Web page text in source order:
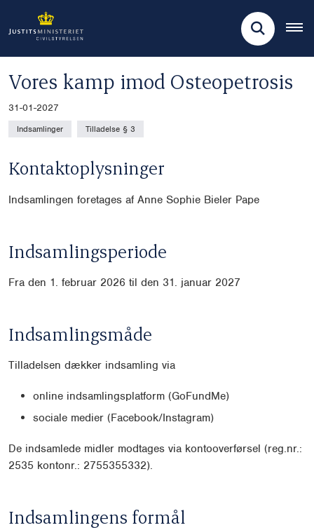
Vores kamp imod Osteopetrosis
31-01-2027
Indsamlinger Tilladelse § 3
Kontaktoplysninger
Indsamlingen foretages af Anne Sophie Bieler Pape
Indsamlingsperiode
Fra den 1. februar 2026 til den 31. januar 2027
Indsamlingsmåde
Tilladelsen dækker indsamling via
online indsamlingsplatform (GoFundMe)
sociale medier (Facebook/Instagram)
De indsamlede midler modtages via kontooverførsel (reg.nr.:
2535 kontonr.: 2755355332).
Indsamlingens formål